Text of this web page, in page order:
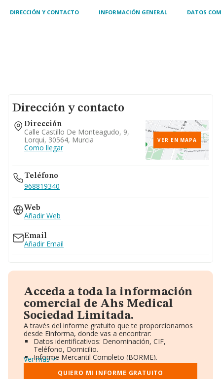
DIRECCIÓN Y CONTACTO INFORMACIÓN GENERAL DATOS
Dirección y contacto
Dirección
Calle Castillo De Monteagudo, 9,
Lorqui, 30564, Murcia
Como llegar
VER EN MAPA
Teléfono
968819340
Web
Añadir Web
Email
Añadir Email
Acceda a toda la información
comercial de Ahs Medical
Sociedad Limitada.
A través del informe gratuito que te proporcionamos
desde Einforma, donde vas a encontrar:
Datos identificativos: Denominación, CIF,
Teléfono, Domicilio.
Informe Mercantil Completo (BORME).
Gráficos de Evolución Ventas y Empleados.
Consejo de Administración y Administradores.
Ver más
QUIERO MI INFORME GRATUITO